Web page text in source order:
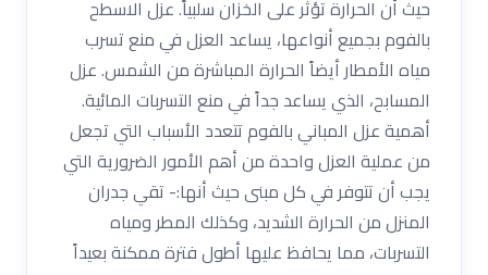
حيث أن الحرارة تؤثر على الخزان سلبياً. عزل الاسطح
بالفوم بجميع أنواعها، يساعد العزل في منع تسرب
مياه الأمطار أيضاً الحرارة المباشرة من الشمس. عزل
المسابح، الذي يساعد جداً في منع التسربات المائية.
أهمية عزل المباني بالفوم تتعدد الأسباب التي تجعل
من عملية العزل واحدة من أهم الأمور الضرورية التي
يجب أن تتوفر في كل مبنى حيث أنها:- تقي جدران
المنزل من الحرارة الشديد، وكذلك المطر ومياه
التسربات، مما يحافظ عليها أطول فترة ممكنة بعيداً